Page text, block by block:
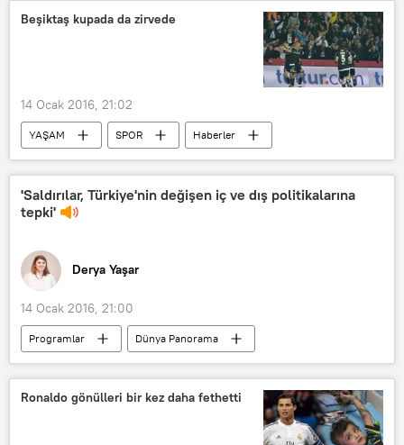
Sur
AİHM
Beşiktaş kupada da zirvede
14 Ocak 2016, 21:02
YAŞAM SPOR
Haberler
TÜRKİYE
Futbol
'Saldırılar, Türkiye'nin değişen iç ve dış politikalarına
tepki'
Derya Yaşar
14 Ocak 2016, 21:00
Programlar
Dünya Panorama
Haberler
RADYO
TÜRKİYE
Ankara
Suruç
Suriye
Ronaldo gönülleri bir kez daha fethetti